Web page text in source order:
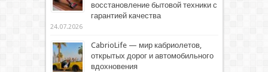
восстановление бытовой техники с
гарантией качества
24.07.2026
CabrioLife — мир кабриолетов,
открытых дорог и автомобильного
вдохновения